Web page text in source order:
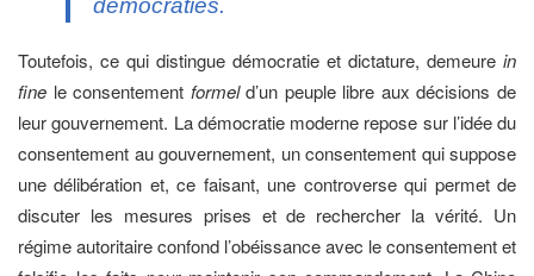
Toutefois, ce qui distingue démocratie et dictature, demeure in
fine le consentement formeld’un peuple libre aux décisions de
leur gouvernement. La démocratie moderne repose sur l’idée du
consentement au gouvernement, un consentement qui suppose
une délibération et, ce faisant, une controverse qui permet de
discuter les mesures prises et de rechercher la vérité. Un
régime autoritaire confond l’obéissance avec le consentement et